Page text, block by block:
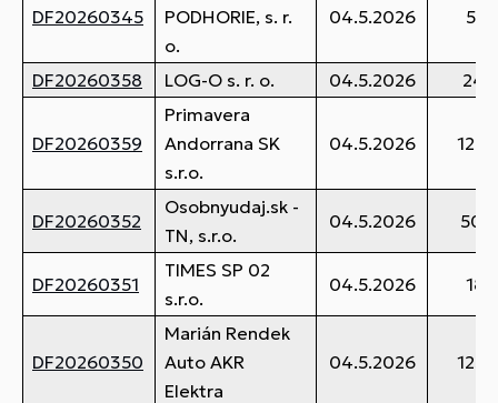
DF20260345
PODHORIE, s. r.
o.
04.5.2026
DF20260358 LOG-O s. r. o. 04.5.2026
DF20260359
Primavera
Andorrana SK
s.r.o.
04.5.2026
DF20260352
Osobnyudaj.sk -
TN, s.r.o.
04.5.2026
DF20260351
TIMES SP 02
s.r.o.
04.5.2026
DF20260350
Marián Rendek
Auto AKR
Elektra
04.5.2026